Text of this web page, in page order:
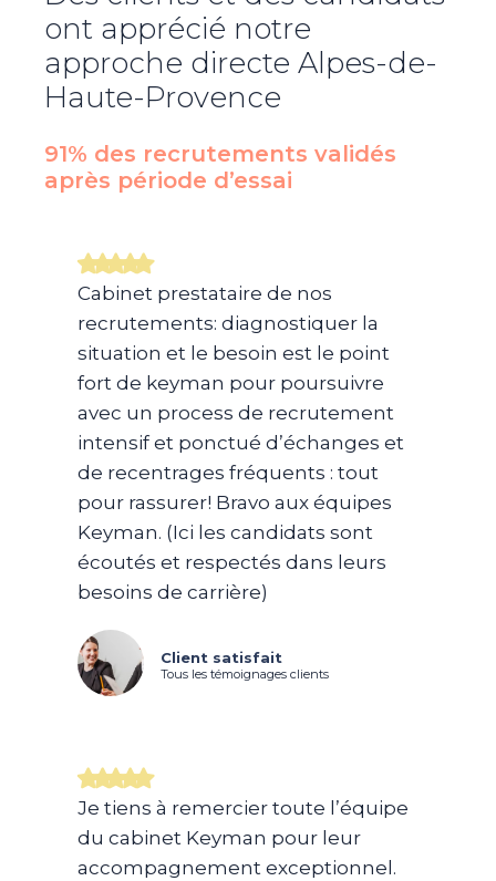
ont apprécié notre
approche directe Alpes-de-
Haute-Provence
91% des recrutements validés
après période d’essai​
Cabinet prestataire de nos
recrutements: diagnostiquer la
situation et le besoin est le point
fort de keyman pour poursuivre
avec un process de recrutement
intensif et ponctué d’échanges et
de recentrages fréquents : tout
pour rassurer! Bravo aux équipes
Keyman. (Ici les candidats sont
écoutés et respectés dans leurs
besoins de carrière)
Client satisfait
Tous les témoignages clients
Je tiens à remercier toute l’équipe
du cabinet Keyman pour leur
accompagnement exceptionnel.